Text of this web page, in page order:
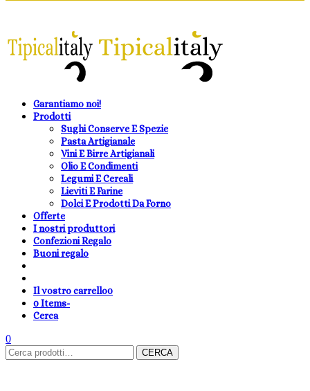
Garantiamo noi!
Prodotti
Sughi Conserve E Spezie
Pasta Artigianale
Vini E Birre Artigianali
Olio E Condimenti
Legumi E Cereali
Lieviti E Farine
Dolci E Prodotti Da Forno
Offerte
I nostri produttori
Confezioni Regalo
Buoni regalo
Il vostro carrello0
0 Items-
Cerca
0shopping-
basket
Area
Clienti
search
cambia
lingua
Carrello
Cerca: CERCA